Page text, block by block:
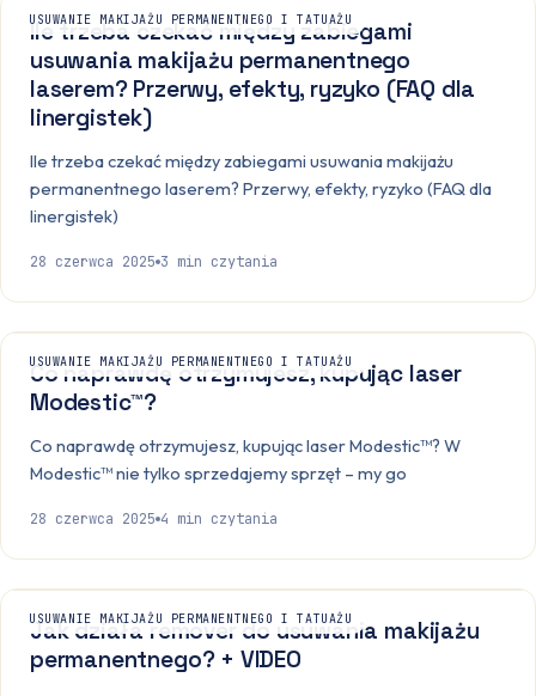
USUWANIE MAKIJAŻU PERMANENTNEGO I TATUAŻU
Ile trzeba czekać między zabiegami
usuwania makijażu permanentnego
laserem? Przerwy, efekty, ryzyko (FAQ dla
linergistek)
Ile trzeba czekać między zabiegami usuwania makijażu
permanentnego laserem? Przerwy, efekty, ryzyko (FAQ dla
linergistek)
28 czerwca 2025 3 min czytania
USUWANIE MAKIJAŻU PERMANENTNEGO I TATUAŻU
Co naprawdę otrzymujesz, kupując laser
Modestic™?
Co naprawdę otrzymujesz, kupując laser Modestic™? W
Modestic™ nie tylko sprzedajemy sprzęt – my go
28 czerwca 2025 4 min czytania
USUWANIE MAKIJAŻU PERMANENTNEGO I TATUAŻU
Jak działa remover do usuwania makijażu
permanentnego? + VIDEO